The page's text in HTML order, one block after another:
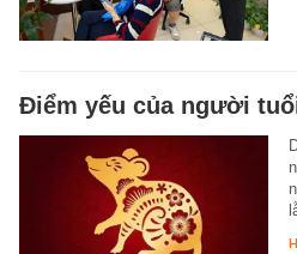
Điểm yếu của người